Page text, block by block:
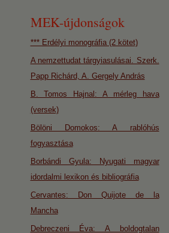
MEK-újdonságok
*** Erdélyi monográfia (2 kötet)
A nemzettudat tárgyiasulásai. Szerk.
Papp Richárd, A. Gergely András
B. Tomos Hajnal: A mérleg hava
(versek)
Bölöni Domokos: A rablóhús
fogyasztása
Borbándi Gyula: Nyugati magyar
idordalmi lexikon és bibliográfia
Cervantes: Don Quijote de la
Mancha
Debreczeni Éva: A boldogtalan